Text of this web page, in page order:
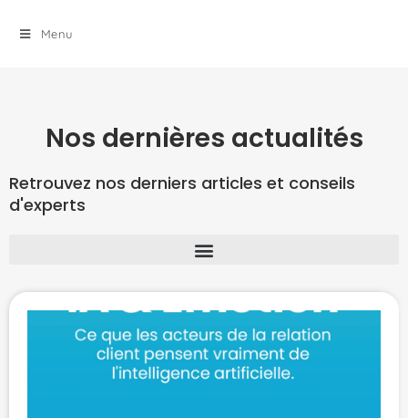
Menu
Nos dernières actualités
Retrouvez nos derniers articles et conseils
d'experts